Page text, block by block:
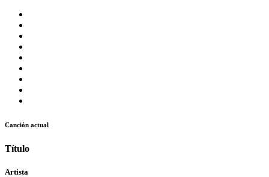
Canción actual
Título
Artista